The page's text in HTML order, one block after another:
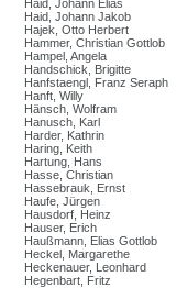
Haid, Johann Elias
Haid, Johann Jakob
Hajek, Otto Herbert
Hammer, Christian Gottlob
Hampel, Angela
Handschick, Brigitte
Hanfstaengl, Franz Seraph
Hanft, Willy
Hänsch, Wolfram
Hanusch, Karl
Harder, Kathrin
Haring, Keith
Hartung, Hans
Hasse, Christian
Hassebrauk, Ernst
Haufe, Jürgen
Hausdorf, Heinz
Hauser, Erich
Haußmann, Elias Gottlob
Heckel, Margarethe
Heckenauer, Leonhard
Hegenbart, Fritz